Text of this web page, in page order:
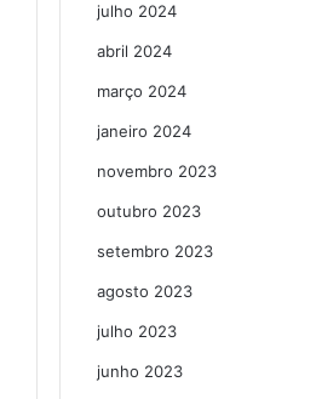
julho 2024
abril 2024
março 2024
janeiro 2024
novembro 2023
outubro 2023
setembro 2023
agosto 2023
julho 2023
junho 2023